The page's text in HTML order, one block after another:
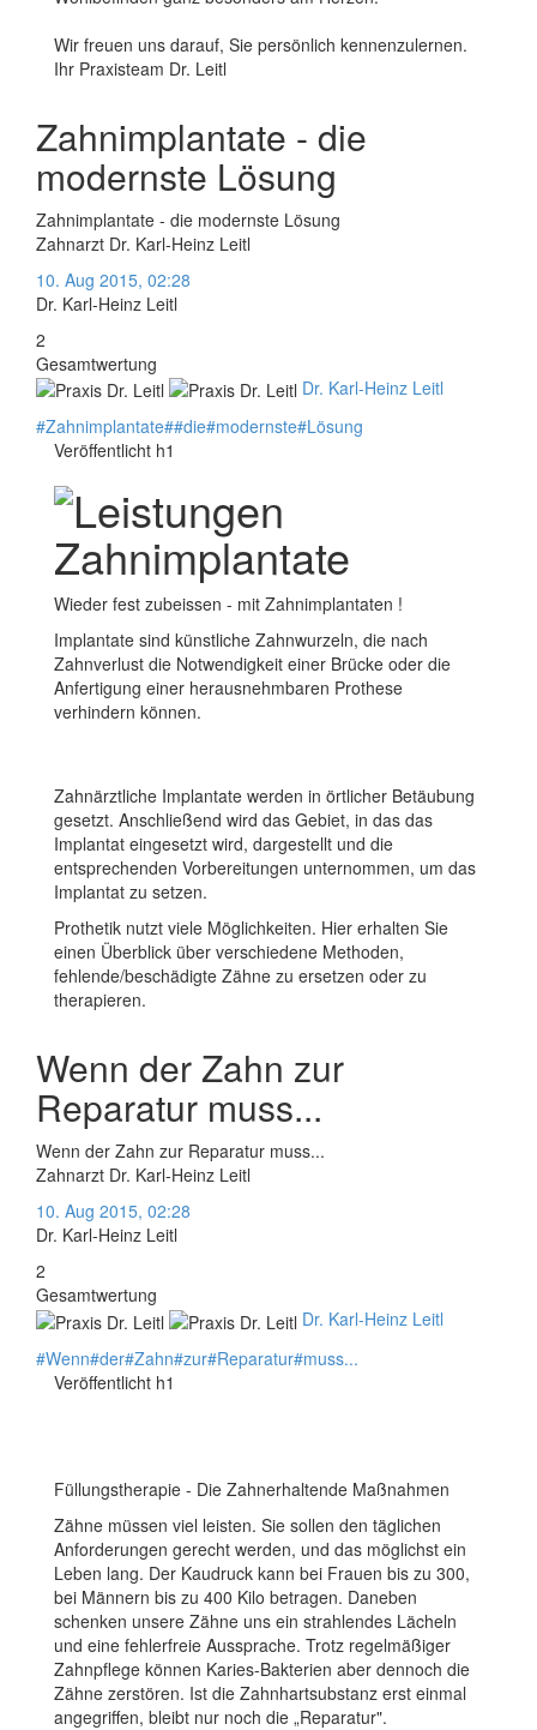
Wir freuen uns darauf, Sie persönlich kennenzulernen.
Ihr Praxisteam Dr. Leitl
Zahnimplantate - die
modernste Lösung
Zahnimplantate - die modernste Lösung
Zahnarzt Dr. Karl-Heinz Leitl
10. Aug 2015, 02:28
Dr. Karl-Heinz Leitl
2
Gesamtwertung
Dr. Karl-Heinz Leitl
#Zahnimplantate##die#modernste#Lösung
Veröffentlicht h1
Wieder fest zubeissen - mit Zahnimplantaten !
Implantate sind künstliche Zahnwurzeln, die nach
Zahnverlust die Notwendigkeit einer Brücke oder die
Anfertigung einer herausnehmbaren Prothese
verhindern können.
Zahnärztliche Implantate werden in örtlicher Betäubung
gesetzt. Anschließend wird das Gebiet, in das das
Implantat eingesetzt wird, dargestellt und die
entsprechenden Vorbereitungen unternommen, um das
Implantat zu setzen.
Prothetik nutzt viele Möglichkeiten. Hier erhalten Sie
einen Überblick über verschiedene Methoden,
fehlende/beschädigte Zähne zu ersetzen oder zu
therapieren.
Wenn der Zahn zur
Reparatur muss...
Wenn der Zahn zur Reparatur muss...
Zahnarzt Dr. Karl-Heinz Leitl
10. Aug 2015, 02:28
Dr. Karl-Heinz Leitl
2
Gesamtwertung
Dr. Karl-Heinz Leitl
#Wenn#der#Zahn#zur#Reparatur#muss...
Veröffentlicht h1
Füllungstherapie - Die Zahnerhaltende Maßnahmen
Zähne müssen viel leisten. Sie sollen den täglichen
Anforderungen gerecht werden, und das möglichst ein
Leben lang. Der Kaudruck kann bei Frauen bis zu 300,
bei Männern bis zu 400 Kilo betragen. Daneben
schenken unsere Zähne uns ein strahlendes Lächeln
und eine fehlerfreie Aussprache. Trotz regelmäßiger
Zahnpflege können Karies-Bakterien aber dennoch die
Zähne zerstören. Ist die Zahnhartsubstanz erst einmal
angegriffen, bleibt nur noch die „Reparatur".